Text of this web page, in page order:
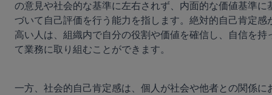
の意見や社会的な基準に左右されず、内面的な価値基準に
づいて自己評価を行う能力を指します。絶対的自己肯定感
高い人は、組織内で自分の役割や価値を確信し、自信を持
て業務に取り組むことができます。
一方、社会的自己肯定感は、個人が社会や他者との関係に